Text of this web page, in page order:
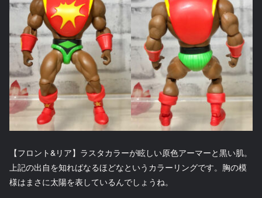
【フロント&リア】ラスタカラーが眩しい原色アーマーと黒い肌。
上記の出自を知ればなるほどなというカラーリングです。胸の模
様はまさに太陽を表しているんでしょうね。